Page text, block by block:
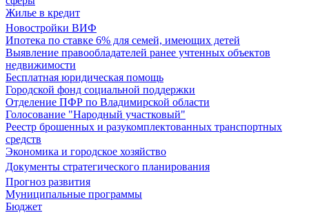
Жилье в кредит
Новостройки ВИФ
Ипотека по ставке 6% для семей, имеющих детей
Выявление правообладателей ранее учтенных объектов
недвижимости
Бесплатная юридическая помощь
Городской фонд социальной поддержки
Отделение ПФР по Владимирской области
Голосование "Народный участковый"
Реестр брошенных и разукомплектованных транспортных
средств
Экономика и городское хозяйство
Документы стратегического планирования
Прогноз развития
Муниципальные программы
Бюджет